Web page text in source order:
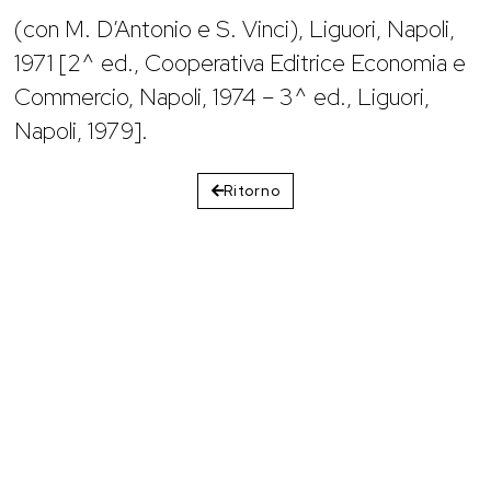
(con M. D’Antonio e S. Vinci), Liguori, Napoli,
1971 [2^ ed., Cooperativa Editrice Economia e
Commercio, Napoli, 1974 – 3^ ed., Liguori,
Napoli, 1979].
Ritorno